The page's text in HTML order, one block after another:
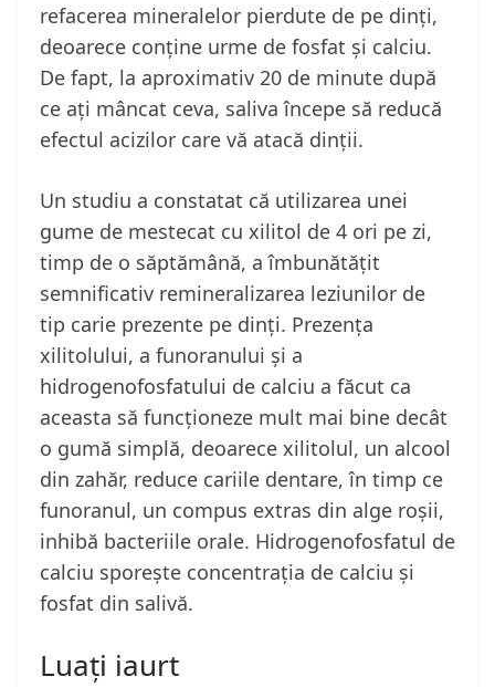
refacerea mineralelor pierdute de pe dinți,
deoarece conține urme de fosfat și calciu.
De fapt, la aproximativ 20 de minute după
ce ați mâncat ceva, saliva începe să reducă
efectul acizilor care vă atacă dinții.
Un studiu a constatat că utilizarea unei
gume de mestecat cu xilitol de 4 ori pe zi,
timp de o săptămână, a îmbunătățit
semnificativ remineralizarea leziunilor de
tip carie prezente pe dinți. Prezența
xilitolului, a funoranului și a
hidrogenofosfatului de calciu a făcut ca
aceasta să funcționeze mult mai bine decât
o gumă simplă, deoarece xilitolul, un alcool
din zahăr, reduce cariile dentare, în timp ce
funoranul, un compus extras din alge roșii,
inhibă bacteriile orale. Hidrogenofosfatul de
calciu sporește concentrația de calciu și
fosfat din salivă.
Luați iaurt